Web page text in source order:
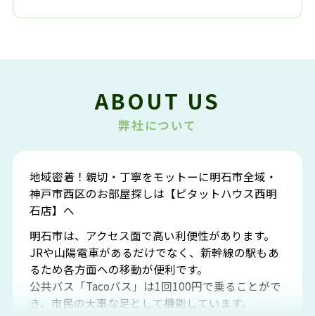
ABOUT US
弊社について
地域密着！親切・丁寧をモットーに明石市全域・
神戸市西区のお部屋探しは【ピタットハウス西明
石店】へ
明石市は、アクセス面で高い利便性があります。
JRや山陽電車があるだけでなく、新幹線の駅もあ
るため各方面への移動が便利です。
公共バス「Tacoバス」は1回100円で乗ることがで
き、市民の大事な足として機能しています。